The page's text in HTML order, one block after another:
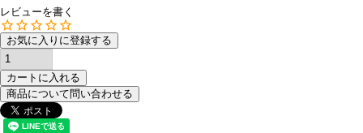
レビューを書く
お気に入りに登録する
カートに入れる
商品について問い合わせる